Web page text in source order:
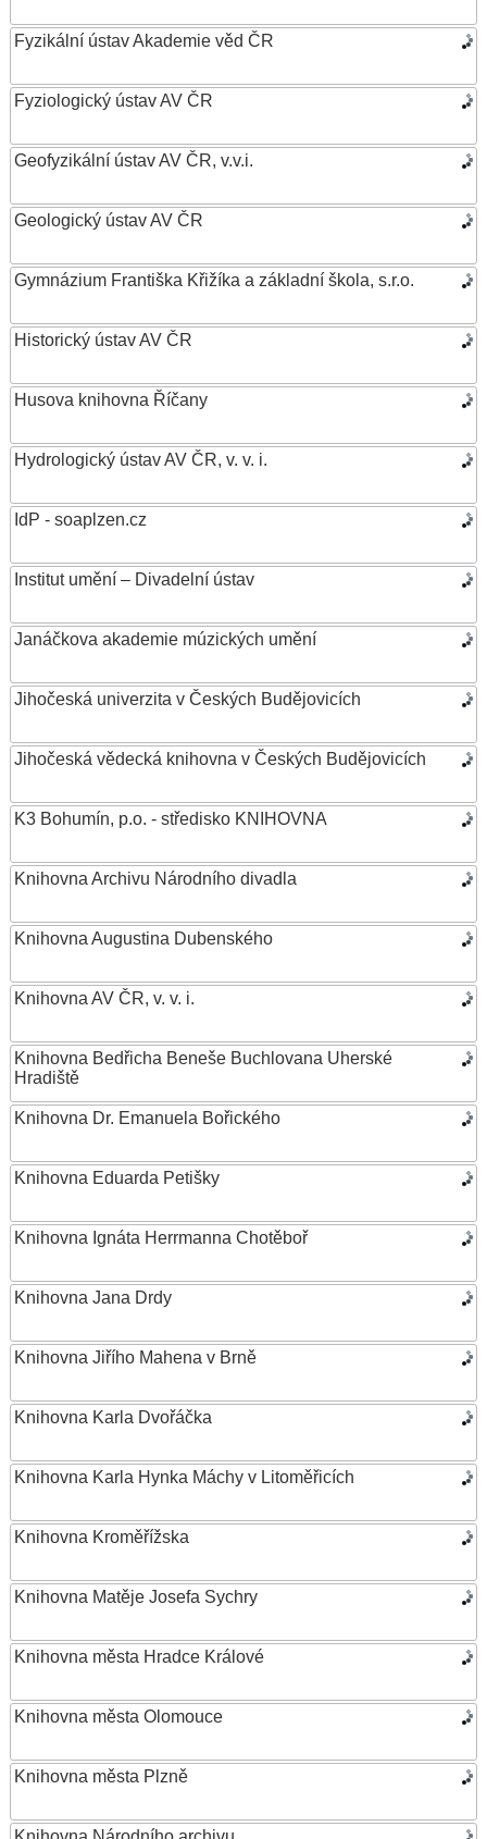
Fyzikální ústav Akademie věd ČR
Fyziologický ústav AV ČR
Geofyzikální ústav AV ČR, v.v.i.
Geologický ústav AV ČR
Gymnázium Františka Křižíka a základní škola, s.r.o.
Historický ústav AV ČR
Husova knihovna Říčany
Hydrologický ústav AV ČR, v. v. i.
IdP - soaplzen.cz
Institut umění – Divadelní ústav
Janáčkova akademie múzických umění
Jihočeská univerzita v Českých Budějovicích
Jihočeská vědecká knihovna v Českých Budějovicích
K3 Bohumín, p.o. - středisko KNIHOVNA
Knihovna Archivu Národního divadla
Knihovna Augustina Dubenského
Knihovna AV ČR, v. v. i.
Knihovna Bedřicha Beneše Buchlovana Uherské
Hradiště
Knihovna Dr. Emanuela Bořického
Knihovna Eduarda Petišky
Knihovna Ignáta Herrmanna Chotěboř
Knihovna Jana Drdy
Knihovna Jiřího Mahena v Brně
Knihovna Karla Dvořáčka
Knihovna Karla Hynka Máchy v Litoměřicích
Knihovna Kroměřížska
Knihovna Matěje Josefa Sychry
Knihovna města Hradce Králové
Knihovna města Olomouce
Knihovna města Plzně